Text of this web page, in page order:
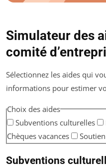
Simulateur des
comité
Sélectionnez les aides qui
informations pour estimer
Choix des aides
Subventions culturelles
Chèques vacances
Subventions